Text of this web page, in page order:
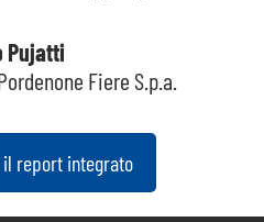
Pujatti
Fiere S.p.a.
il report integrato